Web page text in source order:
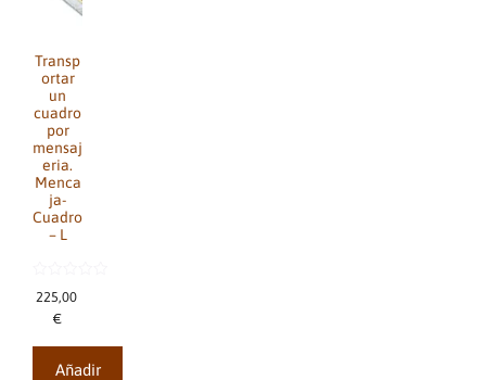
Transp
ortar
un
cuadro
por
mensaj
eria.
Menca
ja-
Cuadro
– L
d225,00
€
Añadir